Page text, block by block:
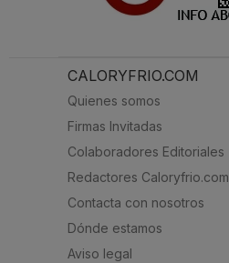
CALORYFRIO.COM
Quienes somos
Firmas Invitadas
Colaboradores Editoriales
Redactores Caloryfrio.com
Contacta con nosotros
Dónde estamos
Aviso legal